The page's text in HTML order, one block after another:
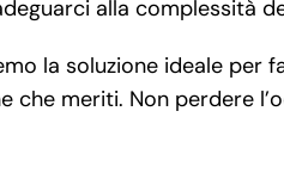
alla complessità
la soluzione ideale per
che meriti. Non perdere